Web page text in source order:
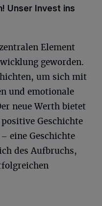
Unser Invest ins
Element
geworden.
um sich mit
und emotionale
neue Werth bietet
Geschichte
eine Geschichte
des Aufbruchs,